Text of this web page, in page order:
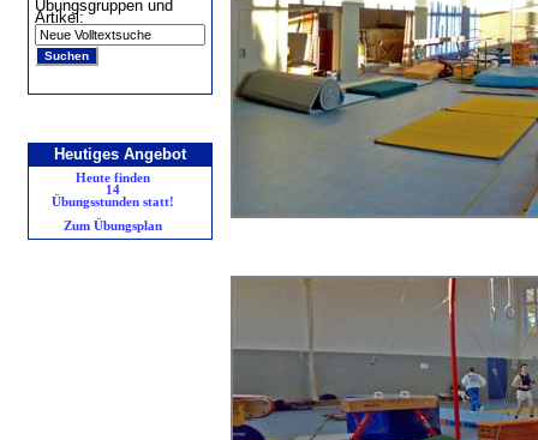
Übungsgruppen und
Artikel:
Heutiges Angebot
Heute finden
14
Übungsstunden statt!
Zum Übungsplan